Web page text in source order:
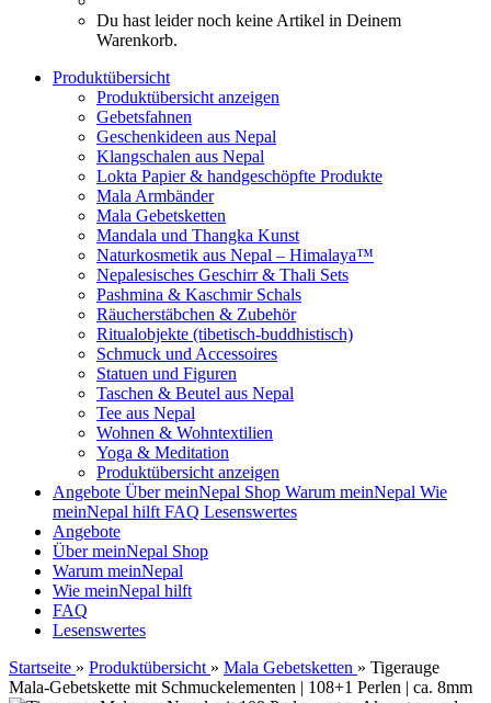
Du hast leider noch keine Artikel in Deinem
Warenkorb.
Produktübersicht
Produktübersicht anzeigen
Gebetsfahnen
Geschenkideen aus Nepal
Klangschalen aus Nepal
Lokta Papier & handgeschöpfte Produkte
Mala Armbänder
Mala Gebetsketten
Mandala und Thangka Kunst
Naturkosmetik aus Nepal – Himalaya™
Nepalesisches Geschirr & Thali Sets
Pashmina & Kaschmir Schals
Räucherstäbchen & Zubehör
Ritualobjekte (tibetisch-buddhistisch)
Schmuck und Accessoires
Statuen und Figuren
Taschen & Beutel aus Nepal
Tee aus Nepal
Wohnen & Wohntextilien
Yoga & Meditation
Produktübersicht anzeigen
Angebote Über meinNepal Shop Warum meinNepal Wie
meinNepal hilft FAQ Lesenswertes
Angebote
Über meinNepal Shop
Warum meinNepal
Wie meinNepal hilft
FAQ
Lesenswertes
Startseite » Produktübersicht » Mala Gebetsketten » Tigerauge
Mala-Gebetskette mit Schmuckelementen | 108+1 Perlen | ca. 8mm